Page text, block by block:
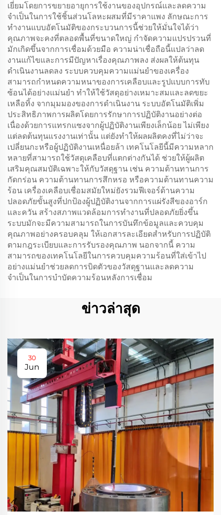
เยี่ยมโดยการขยายอายุการใช้งานของอุปกรณ์และลดความ
จำเป็นในการใช้ชิ้นส่วนโลหะผสมที่มีราคาแพง ลักษณะการ
ทำงานแบบอัตโนมัติของกระบวนการนี้ช่วยให้มั่นใจได้ว่า
คุณภาพจะคงที่ตลอดพื้นที่ขนาดใหญ่ กำจัดความแปรปรวนที่
มักเกิดขึ้นจากการเชื่อมด้วยมือ ความน่าเชื่อถือนี้แปลว่าลด
งานแก้ไขและการมีปัญหาเรื่องคุณภาพลง ส่งผลให้ต้นทุน
ดำเนินงานลดลง ระบบควบคุมความแม่นยำของเครื่อง
สามารถกำหนดความหนาของการเคลือบและรูปแบบการทับ
ซ้อนได้อย่างแม่นยำ ทำให้ใช้วัสดุอย่างเหมาะสมและลดขยะ
เหลือทิ้ง จากมุมมองของการดำเนินงาน ระบบอัตโนมัติเพิ่ม
ประสิทธิภาพการผลิตโดยการรักษาการปฏิบัติงานอย่างต่อ
เนื่องด้วยการแทรกแซงจากผู้ปฏิบัติงานเพียงเล็กน้อย ไม่เพียง
แต่ลดต้นทุนแรงงานเท่านั้น แต่ยังทำให้ผลผลิตคงที่ไม่ว่าจะ
เปลี่ยนกะหรือผู้ปฏิบัติงานเหนื่อยล้า เทคโนโลยีนี้มีความหลาก
หลายที่สามารถใช้วัสดุเคลือบที่แตกต่างกันได้ ช่วยให้ผู้ผลิต
เสริมคุณสมบัติเฉพาะให้กับวัสดุฐาน เช่น ความต้านทานการ
กัดกร่อน ความต้านทานการสึกหรอ หรือความต้านทานความ
ร้อน เครื่องเคลือบเชื่อมสมัยใหม่ยังรวมฟีเจอร์ด้านความ
ปลอดภัยขั้นสูงที่ปกป้องผู้ปฏิบัติงานจากการแผ่รังสีของอาร์ก
และควัน สร้างสภาพแวดล้อมการทำงานที่ปลอดภัยยิ่งขึ้น
ระบบมักจะมีความสามารถในการบันทึกข้อมูลและควบคุม
คุณภาพอย่างครอบคลุม ให้เอกสารละเอียดสำหรับการปฏิบัติ
ตามกฎระเบียบและการรับรองคุณภาพ นอกจากนี้ ความ
สามารถของเทคโนโลยีในการควบคุมความร้อนที่ใส่เข้าไป
อย่างแม่นยำช่วยลดการบิดตัวของวัสดุฐานและลดความ
จำเป็นในการบำบัดความร้อนหลังการเชื่อม
ข่าวล่าสุด
30
Jun